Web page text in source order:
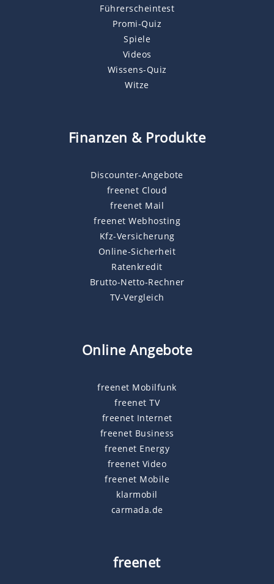
Führerscheintest
Promi-Quiz
Spiele
Videos
Wissens-Quiz
Witze
Finanzen & Produkte
Discounter-Angebote
freenet Cloud
freenet Mail
freenet Webhosting
Kfz-Versicherung
Online-Sicherheit
Ratenkredit
Brutto-Netto-Rechner
TV-Vergleich
Online Angebote
freenet Mobilfunk
freenet TV
freenet Internet
freenet Business
freenet Energy
freenet Video
freenet Mobile
klarmobil
carmada.de
freenet